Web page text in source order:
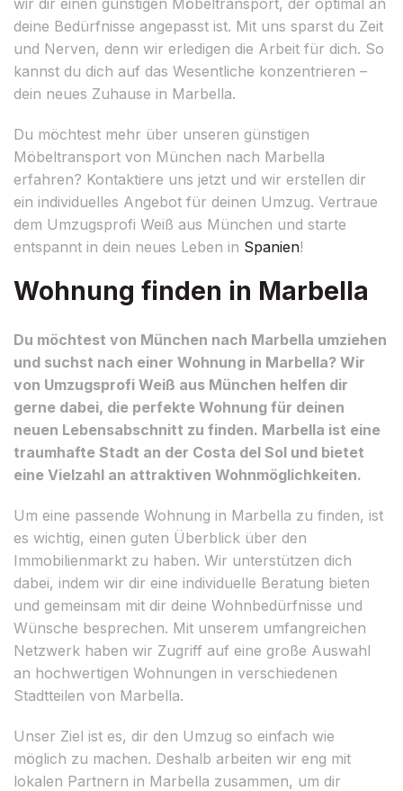
deine Bedürfnisse angepasst ist. Mit uns sparst du Zeit
und Nerven, denn wir erledigen die Arbeit für dich. So
kannst du dich auf das Wesentliche konzentrieren –
dein neues Zuhause in Marbella.
Du möchtest mehr über unseren günstigen
Möbeltransport von München nach Marbella
erfahren? Kontaktiere uns jetzt und wir erstellen dir
ein individuelles Angebot für deinen Umzug. Vertraue
dem Umzugsprofi Weiß aus München und starte
entspannt in dein neues Leben in Spanien!
Wohnung finden in Marbella
Du möchtest von München nach Marbella umziehen
und suchst nach einer Wohnung in Marbella? Wir
von Umzugsprofi Weiß aus München helfen dir
gerne dabei, die perfekte Wohnung für deinen
neuen Lebensabschnitt zu finden. Marbella ist eine
traumhafte Stadt an der Costa del Sol und bietet
eine Vielzahl an attraktiven Wohnmöglichkeiten.
Um eine passende Wohnung in Marbella zu finden, ist
es wichtig, einen guten Überblick über den
Immobilienmarkt zu haben. Wir unterstützen dich
dabei, indem wir dir eine individuelle Beratung bieten
und gemeinsam mit dir deine Wohnbedürfnisse und
Wünsche besprechen. Mit unserem umfangreichen
Netzwerk haben wir Zugriff auf eine große Auswahl
an hochwertigen Wohnungen in verschiedenen
Stadtteilen von Marbella.
Unser Ziel ist es, dir den Umzug so einfach wie
möglich zu machen. Deshalb arbeiten wir eng mit
lokalen Partnern in Marbella zusammen, um dir